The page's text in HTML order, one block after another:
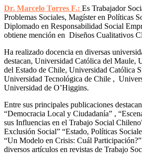
Dr. Marcelo Torres F.: Es Trabajador
Problemas Sociales, Magíster en Políticas
Diplomado en Responsabilidad Social
obtiene mención en Diseños Cualitativos
Ha realizado docencia en diversas
destacan, Universidad Católica del Maule,
del Estado de Chile, Universidad Católica
Universidad Tecnológica de Chile ,
Universidad de O’Higgins.
Entre sus principales publicaciones
“Democracia Local y Ciudadanía” ,
sus Influencias en el Trabajo Social
Exclusión Social” “Estado, Políticas
“Un Modelo en Crisis: Cuál
diversos artículos en revistas de Trabajo